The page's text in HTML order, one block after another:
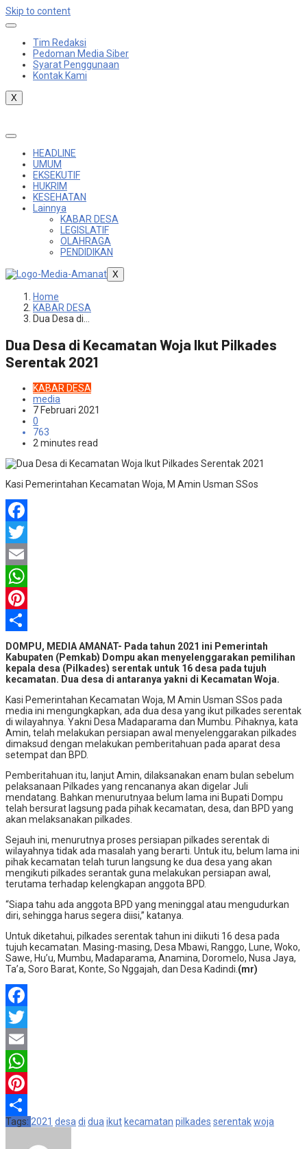
Skip to content
Tim Redaksi
Pedoman Media Siber
Syarat Penggunaan
Kontak Kami
X
HEADLINE
UMUM
EKSEKUTIF
HUKRIM
KESEHATAN
Lainnya
KABAR DESA
LEGISLATIF
OLAHRAGA
PENDIDIKAN
X
Home
KABAR DESA
Dua Desa di…
Dua Desa di Kecamatan Woja Ikut Pilkades
Serentak 2021
KABAR DESA
media
7 Februari 2021
0
763
2 minutes read
Kasi Pemerintahan Kecamatan Woja, M Amin Usman SSos
Facebook
Twitter
Email
WhatsApp
Pinterest
Share
DOMPU, MEDIA AMANAT- Pada tahun 2021 ini Pemerintah
Kabupaten (Pemkab) Dompu akan menyelenggarakan pemilihan
kepala desa (Pilkades) serentak untuk 16 desa pada tujuh
kecamatan. Dua desa di antaranya yakni di Kecamatan Woja.
Kasi Pemerintahan Kecamatan Woja, M Amin Usman SSos pada
media ini mengungkapkan, ada dua desa yang ikut pilkades serentak
di wilayahnya. Yakni Desa Madaparama dan Mumbu. Pihaknya, kata
Amin, telah melakukan persiapan awal menyelenggarakan pilkades
dimaksud dengan melakukan pemberitahuan pada aparat desa
setempat dan BPD.
Pemberitahuan itu, lanjut Amin, dilaksanakan enam bulan sebelum
pelaksanaan Pilkades yang rencananya akan digelar Juli
mendatang. Bahkan menurutnyaa belum lama ini Bupati Dompu
telah bersurat lagsung pada pihak kecamatan, desa, dan BPD yang
akan melaksanakan pilkades.
Sejauh ini, menurutnya proses persiapan pilkades serentak di
wilayahnya tidak ada masalah yang berarti. Untuk itu, belum lama ini
pihak kecamatan telah turun langsung ke dua desa yang akan
mengikuti pilkades serantak guna melakukan persiapan awal,
terutama terhadap kelengkapan anggota BPD.
“Siapa tahu ada anggota BPD yang meninggal atau mengudurkan
diri, sehingga harus segera diisi,” katanya.
Untuk diketahui, pilkades serentak tahun ini diikuti 16 desa pada
tujuh kecamatan. Masing-masing, Desa Mbawi, Ranggo, Lune, Woko,
Sawe, Hu’u, Mumbu, Madaparama, Anamina, Doromelo, Nusa Jaya,
Ta’a, Soro Barat, Konte, So Nggajah, dan Desa Kadindi. (mr)
Facebook
Twitter
Email
WhatsApp
Pinterest
Share
Tags: 2021 desa di dua ikut kecamatan pilkades serentakwoja